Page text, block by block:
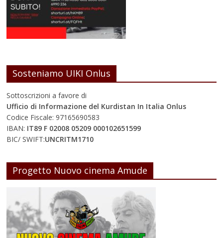
Sosteniamo UIKI Onlus
Sottoscrizioni a favore di
Ufficio di Informazione del Kurdistan In Italia Onlus
Codice Fiscale: 97165690583
IBAN: IT89 F 02008 05209 000102651599
BIC/ SWIFT:UNCRITM1710
Progetto Nuovo cinema Amude